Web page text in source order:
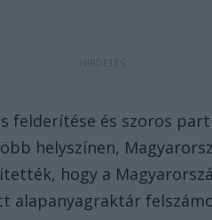
felderítése és szoros
helyszínen,
hogy a
alapanyagraktár